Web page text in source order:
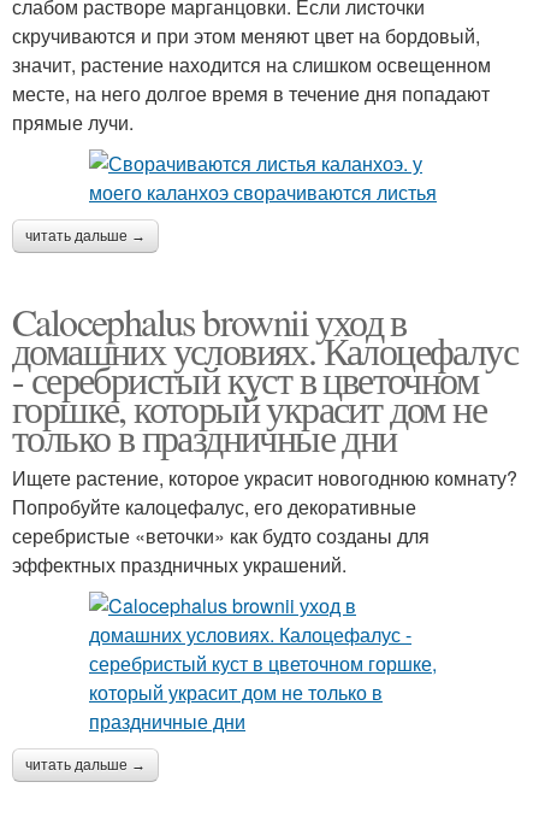
слабом растворе марганцовки. Если листочки
скручиваются и при этом меняют цвет на бордовый,
значит, растение находится на слишком освещенном
месте, на него долгое время в течение дня попадают
прямые лучи.
читать дальше →
Calocephalus brownii уход в
домашних условиях. Калоцефалус
- серебристый куст в цветочном
горшке, который украсит дом не
только в праздничные дни
Ищете растение, которое украсит новогоднюю комнату?
Попробуйте калоцефалус, его декоративные
серебристые «веточки» как будто созданы для
эффектных праздничных украшений.
читать дальше →